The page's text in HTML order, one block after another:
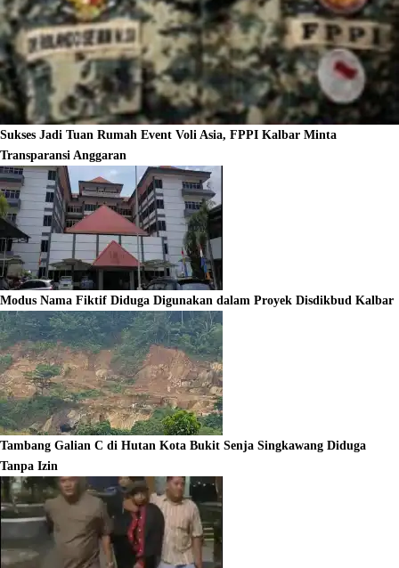
Sukses Jadi Tuan Rumah Event Voli Asia, FPPI Kalbar Minta
Transparansi Anggaran
Modus Nama Fiktif Diduga Digunakan dalam Proyek Disdikbud Kalbar
Tambang Galian C di Hutan Kota Bukit Senja Singkawang Diduga
Tanpa Izin